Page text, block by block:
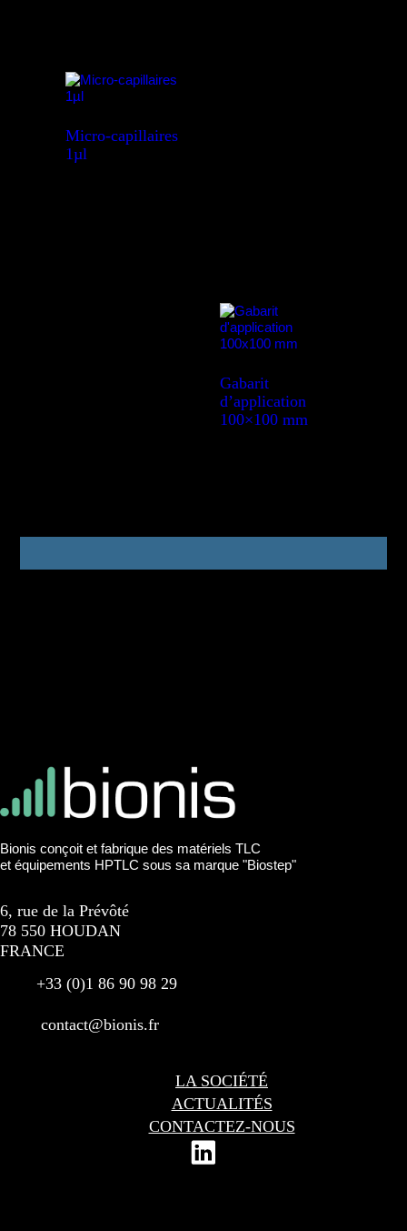
Micro-capillaires
1µl
Gabarit
d’application
100×100 mm
Bionis conçoit et fabrique des matériels TLC
et équipements HPTLC sous sa marque "Biostep"
6, rue de la Prévôté
78 550 HOUDAN
FRANCE
+33 (0)1 86 90 98 29
contact@bionis.fr
LA SOCIÉTÉ
ACTUALITÉS
CONTACTEZ-NOUS